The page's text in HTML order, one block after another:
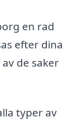
en rad
efter dina
de saker
typer av